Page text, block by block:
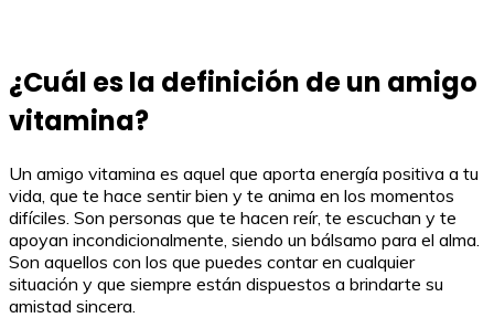
¿Cuál es la definición de un amigo
vitamina?
Un amigo vitamina es aquel que aporta energía positiva a tu
vida, que te hace sentir bien y te anima en los momentos
difíciles. Son personas que te hacen reír, te escuchan y te
apoyan incondicionalmente, siendo un bálsamo para el alma.
Son aquellos con los que puedes contar en cualquier
situación y que siempre están dispuestos a brindarte su
amistad sincera.